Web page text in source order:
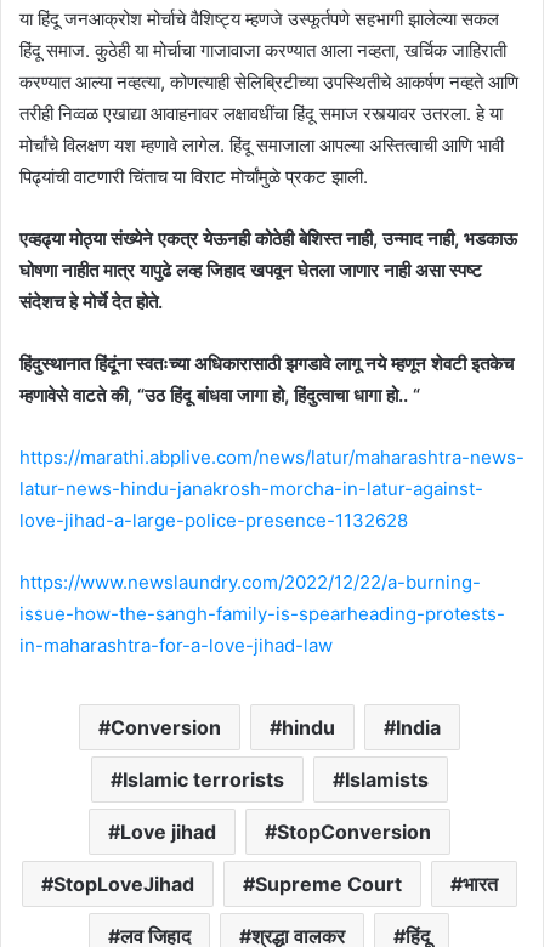
या हिंदू जनआक्रोश मोर्चाचे वैशिष्ट्य म्हणजे उस्फूर्तपणे सहभागी झालेल्या सकल
हिंदू समाज. कुठेही या मोर्चाचा गाजावाजा करण्यात आला नव्हता, खर्चिक जाहिराती
करण्यात आल्या नव्हत्या, कोणत्याही सेलिब्रिटीच्या उपस्थितीचे आकर्षण नव्हते आणि
तरीही निव्वळ एखाद्या आवाहनावर लक्षावधींचा हिंदू समाज रस्त्यावर उतरला. हे या
मोर्चांचे विलक्षण यश म्हणावे लागेल. हिंदू समाजाला आपल्या अस्तित्वाची आणि भावी
पिढ्यांची वाटणारी चिंताच या विराट मोर्चांमुळे प्रकट झाली.
एव्हढ्या मोठ्या संख्येने एकत्र येऊनही कोठेही बेशिस्त नाही, उन्माद नाही, भडकाऊ
घोषणा नाहीत मात्र यापुढे लव्ह जिहाद खपवून घेतला जाणार नाही असा स्पष्ट
संदेशच हे मोर्चे देत होते.
हिंदुस्थानात हिंदूंना स्वतःच्या अधिकारासाठी झगडावे लागू नये म्हणून शेवटी इतकेच
म्हणावेसे वाटते की, “उठ हिंदू बांधवा जागा हो, हिंदुत्वाचा धागा हो.. “
https://marathi.abplive.com/news/latur/maharashtra-news-
latur-news-hindu-janakrosh-morcha-in-latur-against-
love-jihad-a-large-police-presence-1132628
https://www.newslaundry.com/2022/12/22/a-burning-
issue-how-the-sangh-family-is-spearheading-protests-
in-maharashtra-for-a-love-jihad-law
Conversion hindu India
Islamic terrorists Islamists
Love jihad StopConversion
StopLoveJihad Supreme Court भारत
लव जिहाद श्रद्धा वालकर हिंदू